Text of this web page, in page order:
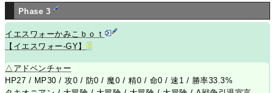
Phase 3
イエスワォーかみこｂｏｔ
【イエスワォー-GY】
R
△ アドベンチャー
HP27 / MP30 / 攻0 / 防0 / 魔0 / 精0 / 命0 / 速1 / 勝率33.3%